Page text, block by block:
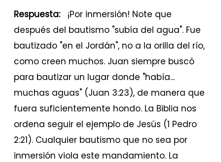
Respuesta:¡Por inmersión! Note que
después del bautismo "subía del agua". Fue
bautizado "en el Jordán", no a la orilla del río,
como creen muchos. Juan siempre buscó
para bautizar un lugar donde "había...
muchas aguas" (Juan 3:23), de manera que
fuera suficientemente hondo. La Biblia nos
ordena seguir el ejemplo de Jesús (1 Pedro
2:21). Cualquier bautismo que no sea por
inmersión viola este mandamiento. La